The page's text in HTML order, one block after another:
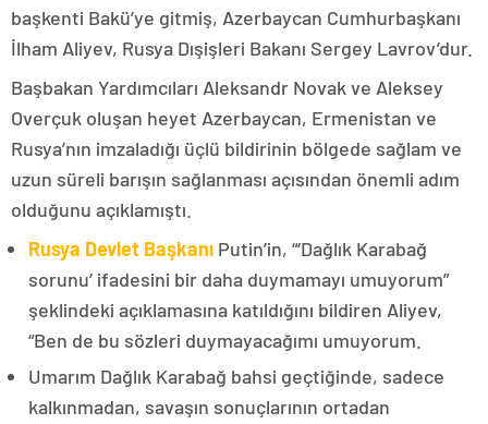
başkenti Bakü’ye gitmiş, Azerbaycan Cumhurbaşkanı
İlham Aliyev, Rusya Dışişleri Bakanı Sergey Lavrov’dur.
Başbakan Yardımcıları Aleksandr Novak ve Aleksey
Overçuk oluşan heyet Azerbaycan, Ermenistan ve
Rusya’nın imzaladığı üçlü bildirinin bölgede sağlam ve
uzun süreli barışın sağlanması açısından önemli adım
olduğunu açıklamıştı.
Rusya Devlet Başkanı Putin’in, “‘Dağlık Karabağ
sorunu’ ifadesini bir daha duymamayı umuyorum”
şeklindeki açıklamasına katıldığını bildiren Aliyev,
“Ben de bu sözleri duymayacağımı umuyorum.
Umarım Dağlık Karabağ bahsi geçtiğinde, sadece
kalkınmadan, savaşın sonuçlarının ortadan